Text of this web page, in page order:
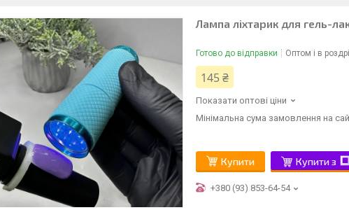
Лампа ліхтарик для гель-
Готово до відправки Оптом і в
145 ₴
Показати оптові ціни
Мінімальна сума замовлення на
Купити Купити з
+380 (93) 853-64-54